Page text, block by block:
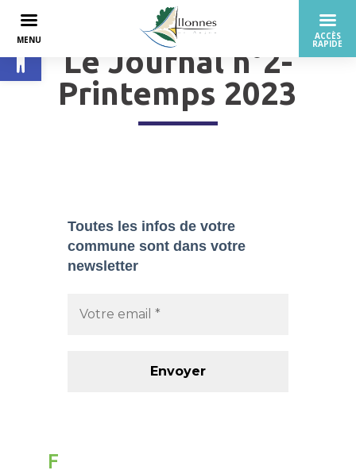
Ouvrir la barre d’outils
Le Journal n°2-
Printemps 2023
Toutes les infos de votre
commune sont dans votre
newsletter
F